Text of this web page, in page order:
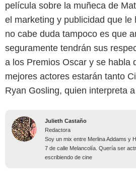
película sobre la muñeca de
el marketing y publicidad que le
no cabe duda tampoco es que
seguramente tendrán sus
a los Premios Oscar y se habla
mejores actores estarán tanto
Ryan Gosling, quien interpreta
Julieth Castaño
Redactora
Soy un mix entre Merlina Addams y
7 de calle Melancolía. Quería ser
escribiendo de cine